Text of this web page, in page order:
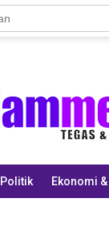
Politik Ekonomi